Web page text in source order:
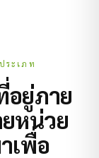
ระเภท
อยู่ภาย
หน่วย
เพื่อ